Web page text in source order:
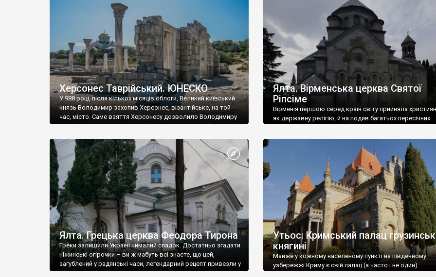
візантійської доби. Раритети викрадені з фондів об’єкту
культурної спадщини ЮНЕСКО «Херсонеса Таврійського».
Офіційно – на виставку «Золото Візантії», але експерти та
влада в Україні вважають це лише […]
називаються «повстяками» (postaki)…” “Вино. Крим
виробляє відмінне вино і його вдосталь: воно все
легке біле і дуже […]
Херсонес Таврійський. ЮНЕСКО
У 988 році, після кількох місяців облоги, Великий київський
князь Володимир захопив Херсонес, візантійське, на той
час, місто. Саме взяття Херсонесу дозволило Володимиру
диктувати свої умови візантійському імператору Василю ІІ,
Херсонесі Володимир-язичник, став Василем-
християнином. А потім було Хрещення Русі. На честь
Херсонесу Таврійського названо місто […]
Ялта. Вірменська церква Святої
Ріпсіме
Вірменія першою серед країн світу прийняла
як державну релігію, й на подив багатьох пересічних
Ялта. Грецька церква Феодора Тирона
Греки залишили Україні чималий спадок. Достатньо згадати
ніжинські огірочки – ви ж мабуть всі знаєте, що цей,
загублений у радянські часи, легендарний рецепт привезли у
Ніжин греки?
Утьос. Кримський палац
княгині
Майже у кожному населеному пункті на південному
узбережжі Криму є свій палац (а часто і не один).